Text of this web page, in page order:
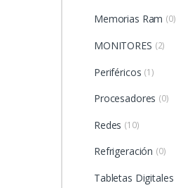
Memorias Ram (0)
MONITORES (2)
Periféricos (1)
Procesadores (0)
Redes (10)
Refrigeración (0)
Tabletas Digitales